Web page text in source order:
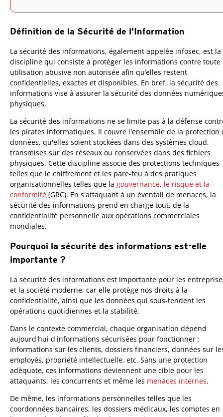
Définition de la Sécurité de l'Information
La sécurité des informations, également appelée infosec, est la
discipline qui consiste à protéger les informations contre toute
utilisation abusive non autorisée afin qu’elles restent
confidentielles, exactes et disponibles. En bref, la sécurité des
informations vise à assurer la sécurité des données
physiques.
La sécurité des informations ne se limite pas à la défense
les pirates informatiques. Il couvre l'ensemble de la protection
données, qu'elles soient stockées dans des systèmes cloud,
transmises sur des réseaux ou conservées dans des fichiers
physiques. Cette discipline associe des protections techniques
telles que le chiffrement et les pare-feu à des pratiques
organisationnelles telles que la gouvernance, le risque et la
conformité (GRC). En s'attaquant à un éventail de menaces, la
sécurité des informations prend en charge tout, de la
confidentialité personnelle aux opérations commerciales
mondiales.
Pourquoi la sécurité des informations est-elle
importante ?
La sécurité des informations est importante pour les
et la société moderne, car elle protège nos droits à la
confidentialité, ainsi que les données qui sous-tendent les
opérations quotidiennes et la stabilité.
Dans le contexte commercial, chaque organisation dépend
aujourd'hui d'informations sécurisées pour fonctionner :
informations sur les clients, dossiers financiers, données sur
employés, propriété intellectuelle, etc. Sans une protection
adéquate, ces informations deviennent une cible pour les
attaquants, les concurrents et même les menaces internes.
De même, les informations personnelles telles que les
coordonnées bancaires, les dossiers médicaux, les comptes en